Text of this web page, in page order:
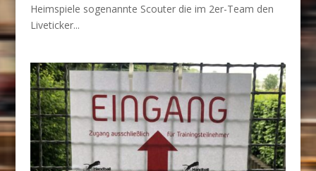
Heimspiele sogenannte Scouter die im 2er-Team den
Liveticker...